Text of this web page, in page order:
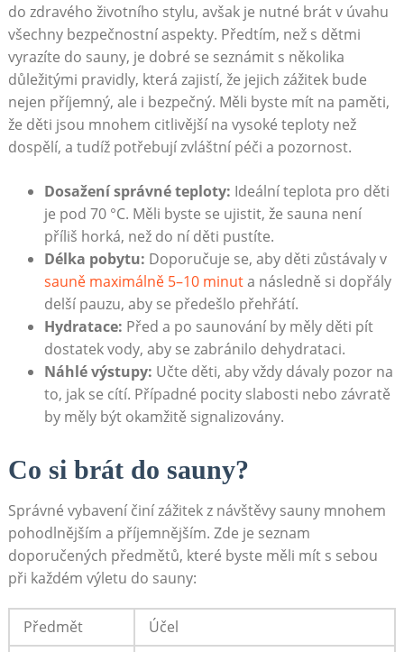
do zdravého životního stylu, avšak ⁤je nutné brát ⁤v úvahu
všechny bezpečnostní aspekty. Předtím, než s dětmi⁣
vyrazíte do sauny, je dobré se seznámit s několika
důležitými pravidly, která zajistí, že jejich zážitek bude
⁣nejen příjemný, ale ‌i bezpečný. Měli byste mít na paměti,
že děti jsou mnohem citlivější na vysoké teploty než
dospělí, a tudíž potřebují zvláštní péči a pozornost.
Dosažení správné teploty: Ideální teplota pro děti
je pod 70 °C. Měli byste se ujistit, že ‌sauna není
příliš horká, ‍než do ní děti pustíte.
Délka pobytu: Doporučuje se, aby děti zůstávaly v
sauně maximálně 5–10 minuta následně si dopřály
delší pauzu, aby se předešlo ​přehřátí.
Hydratace: Před a ‌po saunování by ⁣měly děti pít
dostatek vody, aby se⁣ zabránilo dehydrataci.
Náhlé výstupy: Učte děti,‌ aby vždy dávaly pozor na
to, jak ⁣se cítí. Případné pocity slabosti nebo závratě
by měly být okamžitě signalizovány.
Co si brát do sauny?
Správné vybavení činí zážitek ​z návštěvy sauny mnohem
pohodlnějším a​ příjemnějším. Zde je seznam
doporučených předmětů, které byste⁤ měli ​mít s sebou
při⁤ každém​ výletu do sauny:
Předmět
Účel